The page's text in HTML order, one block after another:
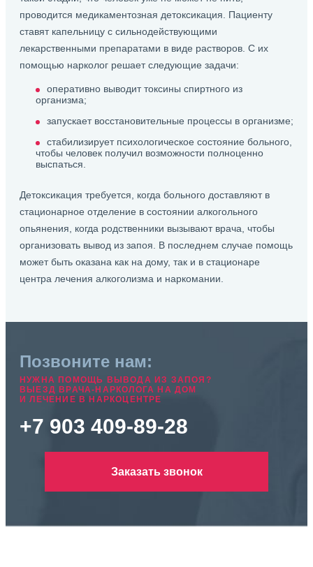
проводится медикаментозная детоксикация. Пациенту
ставят капельницу с сильнодействующими
лекарственными препаратами в виде растворов. С их
помощью нарколог решает следующие задачи:
оперативно выводит токсины спиртного из
организма;
запускает восстановительные процессы в организме;
стабилизирует психологическое состояние больного,
чтобы человек получил возможности полноценно
выспаться.
Детоксикация требуется, когда больного доставляют в
стационарное отделение в состоянии алкогольного
опьянения, когда родственники вызывают врача, чтобы
организовать вывод из запоя. В последнем случае помощь
может быть оказана как на дому, так и в стационаре
центра лечения алкоголизма и наркомании.
Позвоните нам:
НУЖНА ПОМОЩЬ ВЫВОДА ИЗ ЗАПОЯ?
ВЫЕЗД ВРАЧА-НАРКОЛОГА НА ДОМ
И ЛЕЧЕНИЕ В НАРКОЦЕНТРЕ
+7 903 409-89-28
Заказать звонок